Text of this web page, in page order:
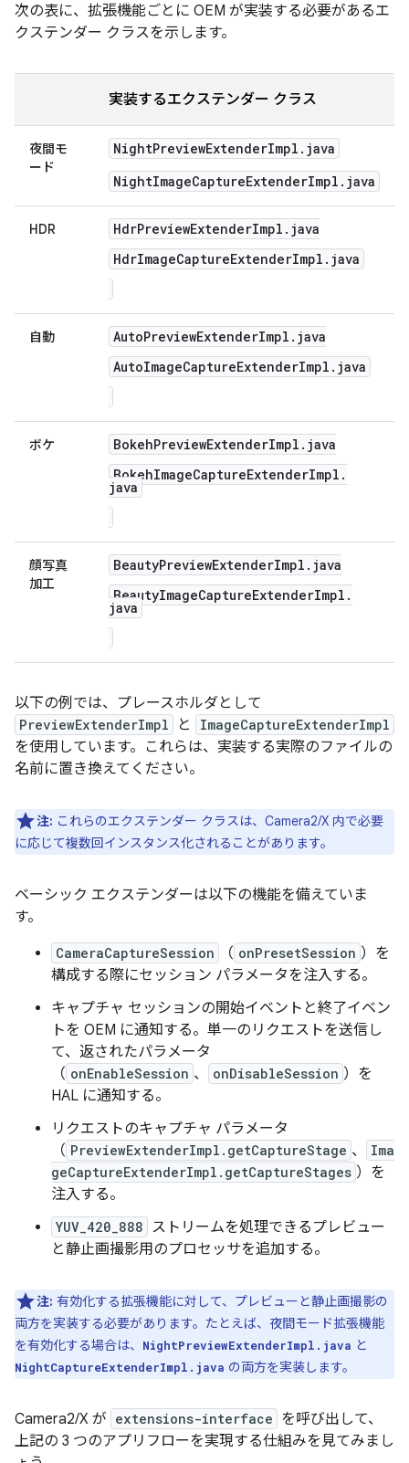
次の表に、拡張機能ごとに OEM が実装する必要があるエ
クステンダー クラスを示します。
実装するエクステンダー クラス
夜間モ
ード
NightPreviewExtenderImpl . java
NightImageCaptureExtenderImpl.java
HDR HdrPreviewExtenderImpl . java
HdrImageCaptureExtenderImpl . java
自動 AutoPreviewExtenderImpl . java
AutoImageCaptureExtenderImpl . java
ボケ BokehPreviewExtenderImpl . java
BokehImageCaptureExtenderImpl .
java
顔写真
加工
BeautyPreviewExtenderImpl . java
BeautyImageCaptureExtenderImpl .
java
以下の例では、プレースホルダとして
PreviewExtenderImpl と ImageCaptureExtenderImpl
を使用しています。これらは、実装する実際のファイルの
名前に置き換えてください。
注: これらのエクステンダー クラスは、Camera2/X 内で必要
に応じて複数回インスタンス化されることがあります。
ベーシック エクステンダーは以下の機能を備えていま
す。
CameraCaptureSession （ onPresetSession ）を
構成する際にセッション パラメータを注入する。
キャプチャ セッションの開始イベントと終了イベン
トを OEM に通知する。単一のリクエストを送信し
て、返されたパラメータ
（ onEnableSession 、 onDisableSession ）を
HAL に通知する。
リクエストのキャプチャ パラメータ
（ PreviewExtenderImpl.getCaptureStage 、
Ima
geCaptureExtenderImpl.getCaptureStages ）を
注入する。
YUV_420_888 ストリームを処理できるプレビュー
と静止画撮影用のプロセッサを追加する。
注: 有効化する拡張機能に対して、プレビューと静止画撮影の
両方を実装する必要があります。たとえば、夜間モード拡張機能
を有効化する場合は、
NightPreviewExtenderImpl.java と
NightCaptureExtenderImpl.java の両方を実装します。
Camera2/X が extensions-interface を呼び出して、
上記の 3 つのアプリフローを実現する仕組みを見てみまし